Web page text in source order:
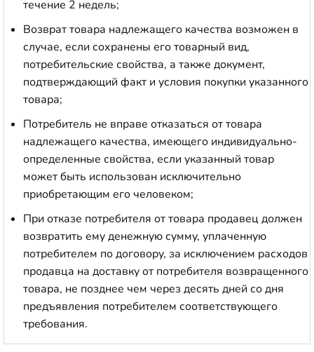
течение 2 недель;
Возврат товара надлежащего качества возможен в
случае, если сохранены его товарный вид,
потребительские свойства, а также документ,
подтверждающий факт и условия покупки указанного
товара;
Потребитель не вправе отказаться от товара
надлежащего качества, имеющего индивидуально-
определенные свойства, если указанный товар
может быть использован исключительно
приобретающим его человеком;
При отказе потребителя от товара продавец должен
возвратить ему денежную сумму, уплаченную
потребителем по договору, за исключением расходов
продавца на доставку от потребителя возвращенного
товара, не позднее чем через десять дней со дня
предъявления потребителем соответствующего
требования.